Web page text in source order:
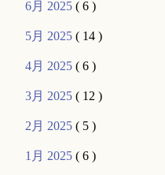
6月 2025( 6 )
5月 2025( 14 )
4月 2025( 6 )
3月 2025( 12 )
2月 2025( 5 )
1月 2025( 6 )